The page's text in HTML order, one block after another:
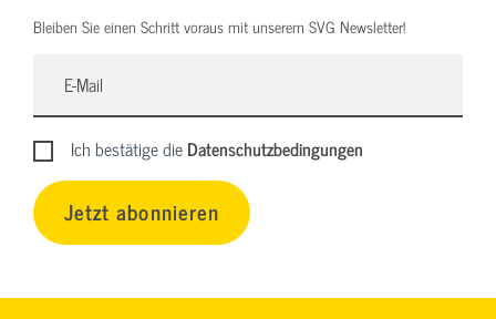
Bleiben Sie einen Schritt voraus mit unserem SVG Newsletter!
Ich bestätige dieDatenschutzbedingungen
Jetzt abonnieren